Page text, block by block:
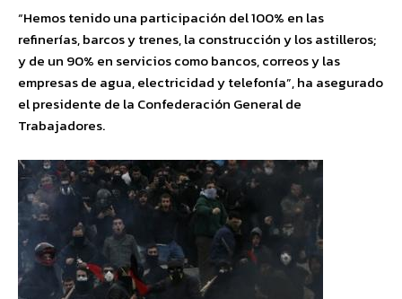
“Hemos tenido una participación del 100% en las
refinerías, barcos y trenes, la construcción y los astilleros;
y de un 90% en servicios como bancos, correos y las
empresas de agua, electricidad y telefonía”, ha asegurado
el presidente de la Confederación General de
Trabajadores.